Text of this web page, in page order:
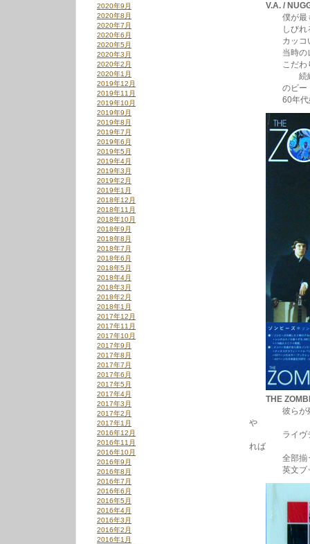
V.A. /
僕が最も
しびれる写
カッコいい
当時のレー
こだわりが
続編のパー
のビートグ
60年代好き
THE
彼らが残し
や
ライヴテイ
れば
全部揃う」
英文ブック
2020年9月
2020年8月
2020年7月
2020年6月
2020年5月
2020年3月
2020年2月
2020年1月
2019年12月
2019年11月
2019年10月
2019年9月
2019年8月
2019年7月
2019年6月
2019年5月
2019年4月
2019年3月
2019年2月
2019年1月
2018年12月
2018年11月
2018年10月
2018年9月
2018年8月
2018年7月
2018年6月
2018年5月
2018年4月
2018年3月
2018年2月
2018年1月
2017年12月
2017年11月
2017年10月
2017年9月
2017年8月
2017年7月
2017年6月
2017年5月
2017年4月
2017年3月
2017年2月
2017年1月
2016年12月
2016年11月
2016年10月
2016年9月
2016年8月
2016年7月
2016年6月
2016年5月
2016年4月
2016年3月
2016年2月
2016年1月